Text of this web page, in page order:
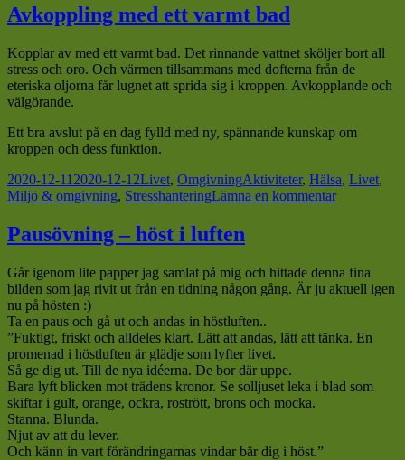
Avkoppling med ett varmt bad
Kopplar av med ett varmt bad. Det rinnande vattnet sköljer bort all
stress och oro. Och värmen tillsammans med dofterna från de
eteriska oljorna får lugnet att sprida sig i kroppen. Avkopplande och
välgörande.
Ett bra avslut på en dag fylld med ny, spännande kunskap om
kroppen och dess funktion.
Postat
2020-12-11 2020-12-12Kategorier
Livet, OmgivningTaggar
Aktiviteter, Hälsa, Livet,
Miljö & omgivning, StresshanteringLämna en kommentartill
bad
Pausövning – höst i luften
Går igenom lite papper jag samlat på mig och hittade denna fina
bilden som jag rivit ut från en tidning någon gång. Är ju aktuell igen
nu på hösten :)
Ta en paus och gå ut och andas in höstluften..
”Fuktigt, friskt och alldeles klart. Lätt att andas, lätt att tänka. En
promenad i höstluften är glädje som lyfter livet.
Så ge dig ut. Till de nya idéerna. De bor där uppe.
Bara lyft blicken mot trädens kronor. Se solljuset leka i blad som
skiftar i gult, orange, ockra, rostrött, brons och mocka.
Stanna. Blunda.
Njut av att du lever.
Och känn in vart förändringarnas vindar bär dig i höst.”